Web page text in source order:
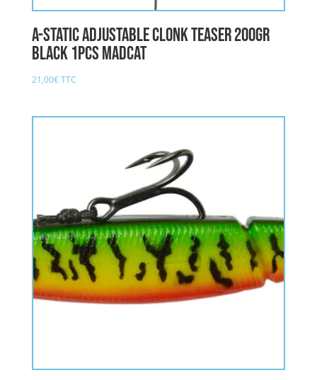
A-STATIC ADJUSTABLE CLONK TEASER 200gr
BLACK 1pcs MADCAT
21,00€TTC